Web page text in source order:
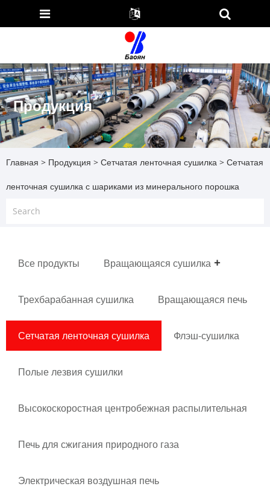
Продукция
Главная > Продукция > Сетчатая ленточная сушилка > Сетчатая
ленточная сушилка с шариками из минерального порошка
Все продукты Вращающаяся сушилка
Трехбарабанная сушилка Вращающаяся печь
Сетчатая ленточная сушилка Флэш-сушилка
Полые лезвия сушилки
Высокоскоростная центробежная распылительная
сушилка
Печь для сжигания природного газа
Электрическая воздушная печь